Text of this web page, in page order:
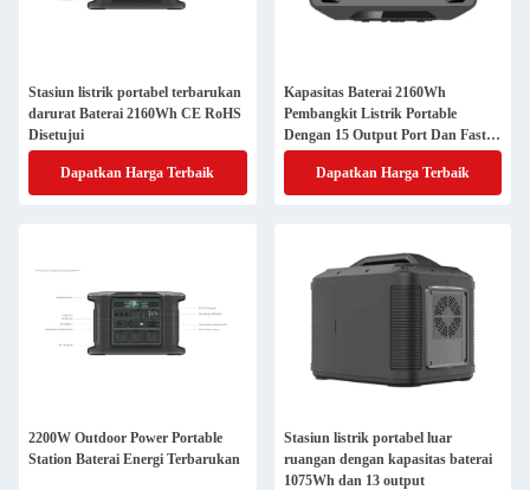
Stasiun listrik portabel terbarukan
darurat Baterai 2160Wh CE RoHS
Disetujui
Dapatkan Harga Terbaik
Kapasitas Baterai 2160Wh
Pembangkit Listrik Portable
Dengan 15 Output Port Dan Fast
Charging
Dapatkan Harga Terbaik
2200W Outdoor Power Portable
Station Baterai Energi Terbarukan
Stasiun listrik portabel luar
ruangan dengan kapasitas baterai
1075Wh dan 13 output